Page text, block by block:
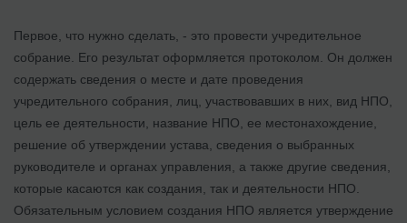
Первое, что нужно сделать, - это провести учредительное
собрание. Его результат оформляется протоколом. Он должен
содержать сведения о месте и дате проведения
учредительного собрания, лиц, участвовавших в них, вид НПО,
цель ее деятельности, название НПО, ее местонахождение,
решение об утверждении устава, сведения о выбранных
руководителе и органах управления, а также другие сведения,
которые касаются как создания, так и деятельности НПО.
Обязательным условием создания НПО является утверждение